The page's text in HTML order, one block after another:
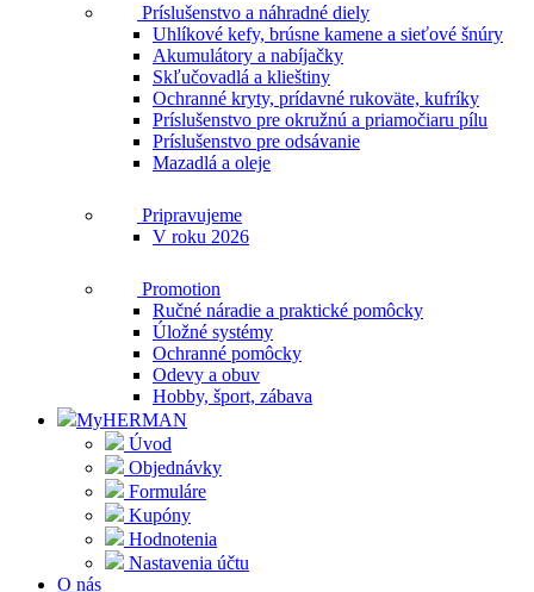
Príslušenstvo a náhradné diely
Uhlíkové kefy, brúsne kamene a sieťové šnúry
Akumulátory a nabíjačky
Skľučovadlá a klieštiny
Ochranné kryty, prídavné rukoväte, kufríky
Príslušenstvo pre okružnú a priamočiaru pílu
Príslušenstvo pre odsávanie
Mazadlá a oleje
Pripravujeme
V roku 2026
Promotion
Ručné náradie a praktické pomôcky
Úložné systémy
Ochranné pomôcky
Odevy a obuv
Hobby, šport, zábava
MyHERMAN
Úvod
Objednávky
Formuláre
Kupóny
Hodnotenia
Nastavenia účtu
O nás